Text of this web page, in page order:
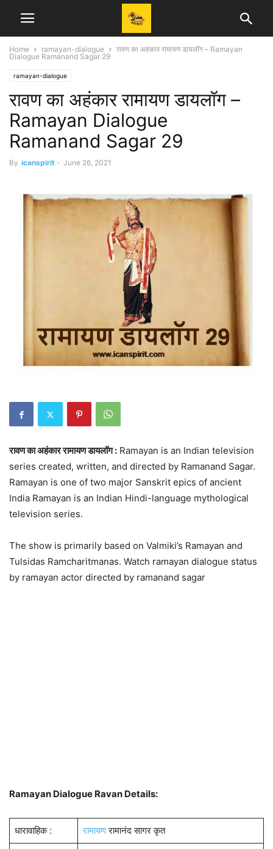
Home ramayan-dialogue
रावण का अहंकार रामायण डायलॉग – Ramayan
Dialogue Ramanand Sagar 29
ramayan-dialogue
रावण का अहंकार रामायण डायलॉग –
Ramayan Dialogue
Ramanand Sagar 29
By icanspirit - June 26, 2021
रावण का अहंकार रामायण डायलॉग : Ramayan is an Indian television
series created, written, and directed by Ramanand Sagar.
Ramayan is one of two major Sanskrit epics of ancient
India Ramayan is an Indian Hindi-language mythological
television series.
The show is primarily based on Valmiki’s Ramayan and
Tulsidas Ramcharitmanas. Watch ramayan dialogue status
by ramayan actor directed by ramanand sagar
Ramayan Dialogue Ravan Details:
धारावाहिक : रामायणरामानंद सागर कृत